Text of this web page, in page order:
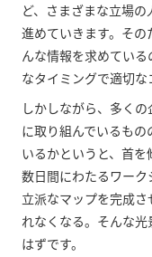
ど、さまざまな立場
進めていきます。そ
んな情報を求めてい
なタイミングで適切な
しかしながら、多く
に取り組んでいるも
いるかというと、首を
数日間にわたるワー
立派なマップを完成
れなくなる。そんな
はずです。